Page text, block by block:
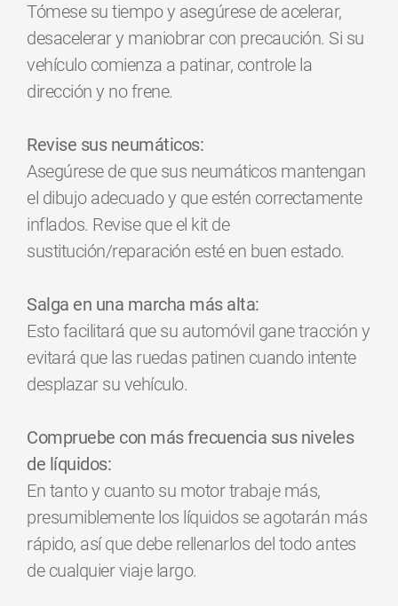
Tómese su tiempo y asegúrese de acelerar,
desacelerar y maniobrar con precaución. Si su
vehículo comienza a patinar, controle la
dirección y no frene.
Revise sus neumáticos:
Asegúrese de que sus neumáticos mantengan
el dibujo adecuado y que estén correctamente
inflados. Revise que el kit de
sustitución/reparación esté en buen estado.
Salga en una marcha más alta:
Esto facilitará que su automóvil gane tracción y
evitará que las ruedas patinen cuando intente
desplazar su vehículo.
Compruebe con más frecuencia sus niveles
de líquidos:
En tanto y cuanto su motor trabaje más,
presumiblemente los líquidos se agotarán más
rápido, así que debe rellenarlos del todo antes
de cualquier viaje largo.